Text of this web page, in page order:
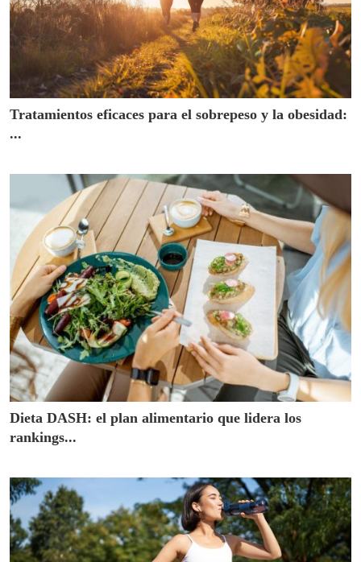
Tratamientos eficaces para el sobrepeso y la obesidad:
...
Dieta DASH: el plan alimentario que lidera los
rankings...